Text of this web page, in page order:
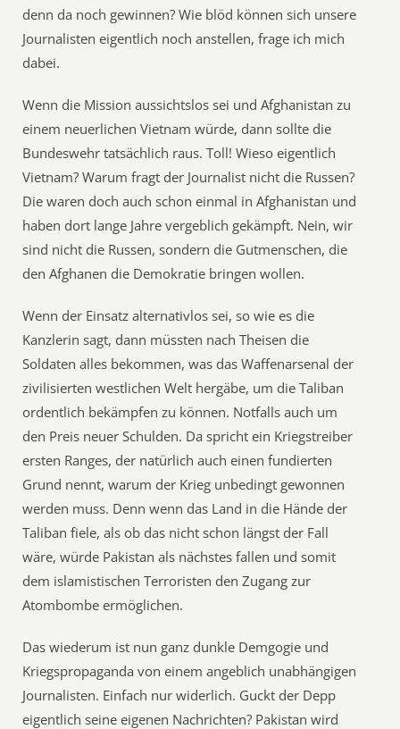
denn da noch gewinnen? Wie blöd können sich unsere
Journalisten eigentlich noch anstellen, frage ich mich
dabei.
Wenn die Mission aussichtslos sei und Afghanistan zu
einem neuerlichen Vietnam würde, dann sollte die
Bundeswehr tatsächlich raus. Toll! Wieso eigentlich
Vietnam? Warum fragt der Journalist nicht die Russen?
Die waren doch auch schon einmal in Afghanistan und
haben dort lange Jahre vergeblich gekämpft. Nein, wir
sind nicht die Russen, sondern die Gutmenschen, die
den Afghanen die Demokratie bringen wollen.
Wenn der Einsatz alternativlos sei, so wie es die
Kanzlerin sagt, dann müssten nach Theisen die
Soldaten alles bekommen, was das Waffenarsenal der
zivilisierten westlichen Welt hergäbe, um die Taliban
ordentlich bekämpfen zu können. Notfalls auch um
den Preis neuer Schulden. Da spricht ein Kriegstreiber
ersten Ranges, der natürlich auch einen fundierten
Grund nennt, warum der Krieg unbedingt gewonnen
werden muss. Denn wenn das Land in die Hände der
Taliban fiele, als ob das nicht schon längst der Fall
wäre, würde Pakistan als nächstes fallen und somit
dem islamistischen Terroristen den Zugang zur
Atombombe ermöglichen.
Das wiederum ist nun ganz dunkle Demgogie und
Kriegspropaganda von einem angeblich unabhängigen
Journalisten. Einfach nur widerlich. Guckt der Depp
eigentlich seine eigenen Nachrichten? Pakistan wird